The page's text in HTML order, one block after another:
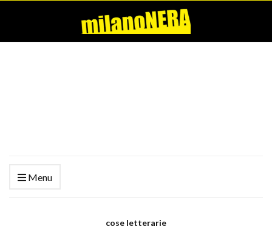
Menu
cose letterarie